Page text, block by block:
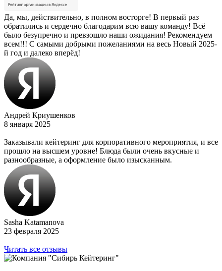
Да, мы, действительно, в полном восторге! В первый раз
обратились и сердечно благодарим всю вашу команду! Всё
было безупречно и превзошло наши ожидания! Рекомендуем
всем!!! С самыми добрыми пожеланиями на весь Новый 2025-
й год и далеко вперёд!
Андрей Криушенков
8 января 2025
Заказывали кейтеринг для корпоративного мероприятия, и все
прошло на высшем уровне! Блюда были очень вкусные и
разнообразные, а оформление было изысканным.
Sasha Katamanova
23 февраля 2025
Читать все отзывы